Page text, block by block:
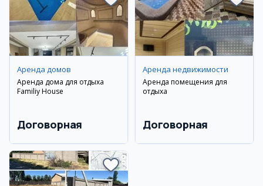
Аренда домов
Аренда дома для отдыха
Familiy House
Договорная
Аренда недвижимости
Аренда помещения для
отдыха
Договорная